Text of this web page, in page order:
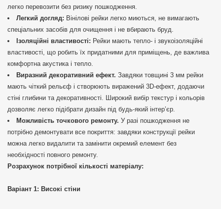
легко перевозити без ризику пошкодження.
Легкий догляд: Вінілові рейки легко миються, не вимагають
спеціальних засобів для очищення і не вбирають бруд.
Ізоляційні властивості: Рейки мають тепло- і звукоізоляційні
властивості, що робить їх придатними для приміщень, де важлива
комфортна акустика і тепло.
Виразний декоративний ефект. Завдяки товщині 3 мм рейки
мають чіткий рельєф і створюють виражений 3D-ефект, додаючи
стіні глибини та декоративності. Широкий вибір текстур і кольорів
дозволяє легко підібрати дизайн під будь-який інтер’єр.
Можливість точкового ремонту. У разі пошкодження не
потрібно демонтувати все покриття: завдяки конструкції рейки
можна легко видалити та замінити окремий елемент без
необхідності повного ремонту.
Розрахунок потрібної кількості матеріалу:
Варіант 1: Високі стіни